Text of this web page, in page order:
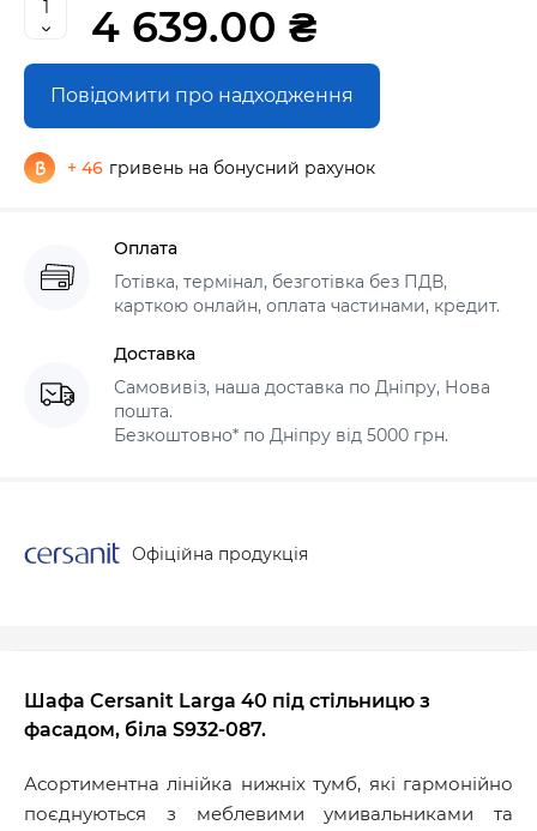
4 639.00 ₴
Повідомити про надходження
+ 46 гривень на бонусний рахунок
Оплата
Готівка, термінал, безготівка без ПДВ,
карткою онлайн, оплата частинами, кредит.
Доставка
Самовивіз, наша доставка по Дніпру, Нова
пошта.
Безкоштовно* по Дніпру від 5000 грн.
Офіційна продукція
Шафа Cersanit Larga 40 під стільницю з
фасадом, біла S932-087.
Асортиментна лінійка нижніх тумб, які гармонійно
поєднуються з меблевими умивальниками та